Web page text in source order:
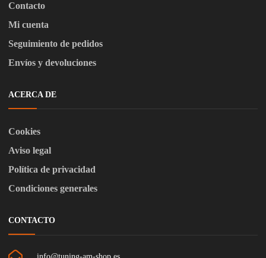
Contacto
Mi cuenta
Seguimiento de pedidos
Envíos y devoluciones
ACERCA DE
Cookies
Aviso legal
Política de privacidad
Condiciones generales
CONTACTO